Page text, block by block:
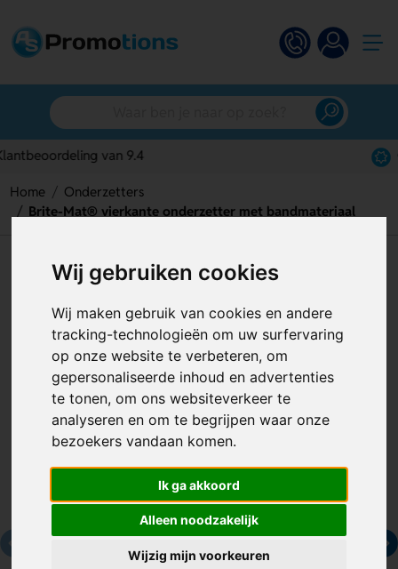
Wij gebruiken cookies
Wij maken gebruik van cookies en andere
tracking-technologieën om uw surfervaring
op onze website te verbeteren, om
gepersonaliseerde inhoud en advertenties
te tonen, om ons websiteverkeer te
analyseren en om te begrijpen waar onze
bezoekers vandaan komen.
Ik ga akkoord
Alleen noodzakelijk
Wijzig mijn voorkeuren
Gratis digitaal ontwerp
Home
Onderzetters
Brite-Mat® vierkante onderzetter met bandmateriaal
Brite-Mat® vierkante
onderzetter met bandmateriaal
Artikelnummer:128276